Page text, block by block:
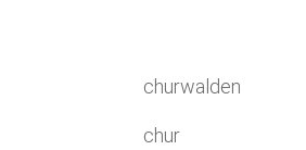
churwalden
chur